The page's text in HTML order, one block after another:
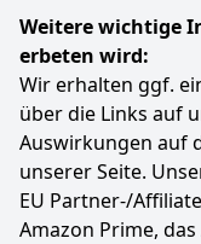
Weitere wichtige
erbeten wird:
Wir erhalten ggf.
über die Links auf
Auswirkungen auf
unserer Seite.
EU Partner-/
Amazon Prime,